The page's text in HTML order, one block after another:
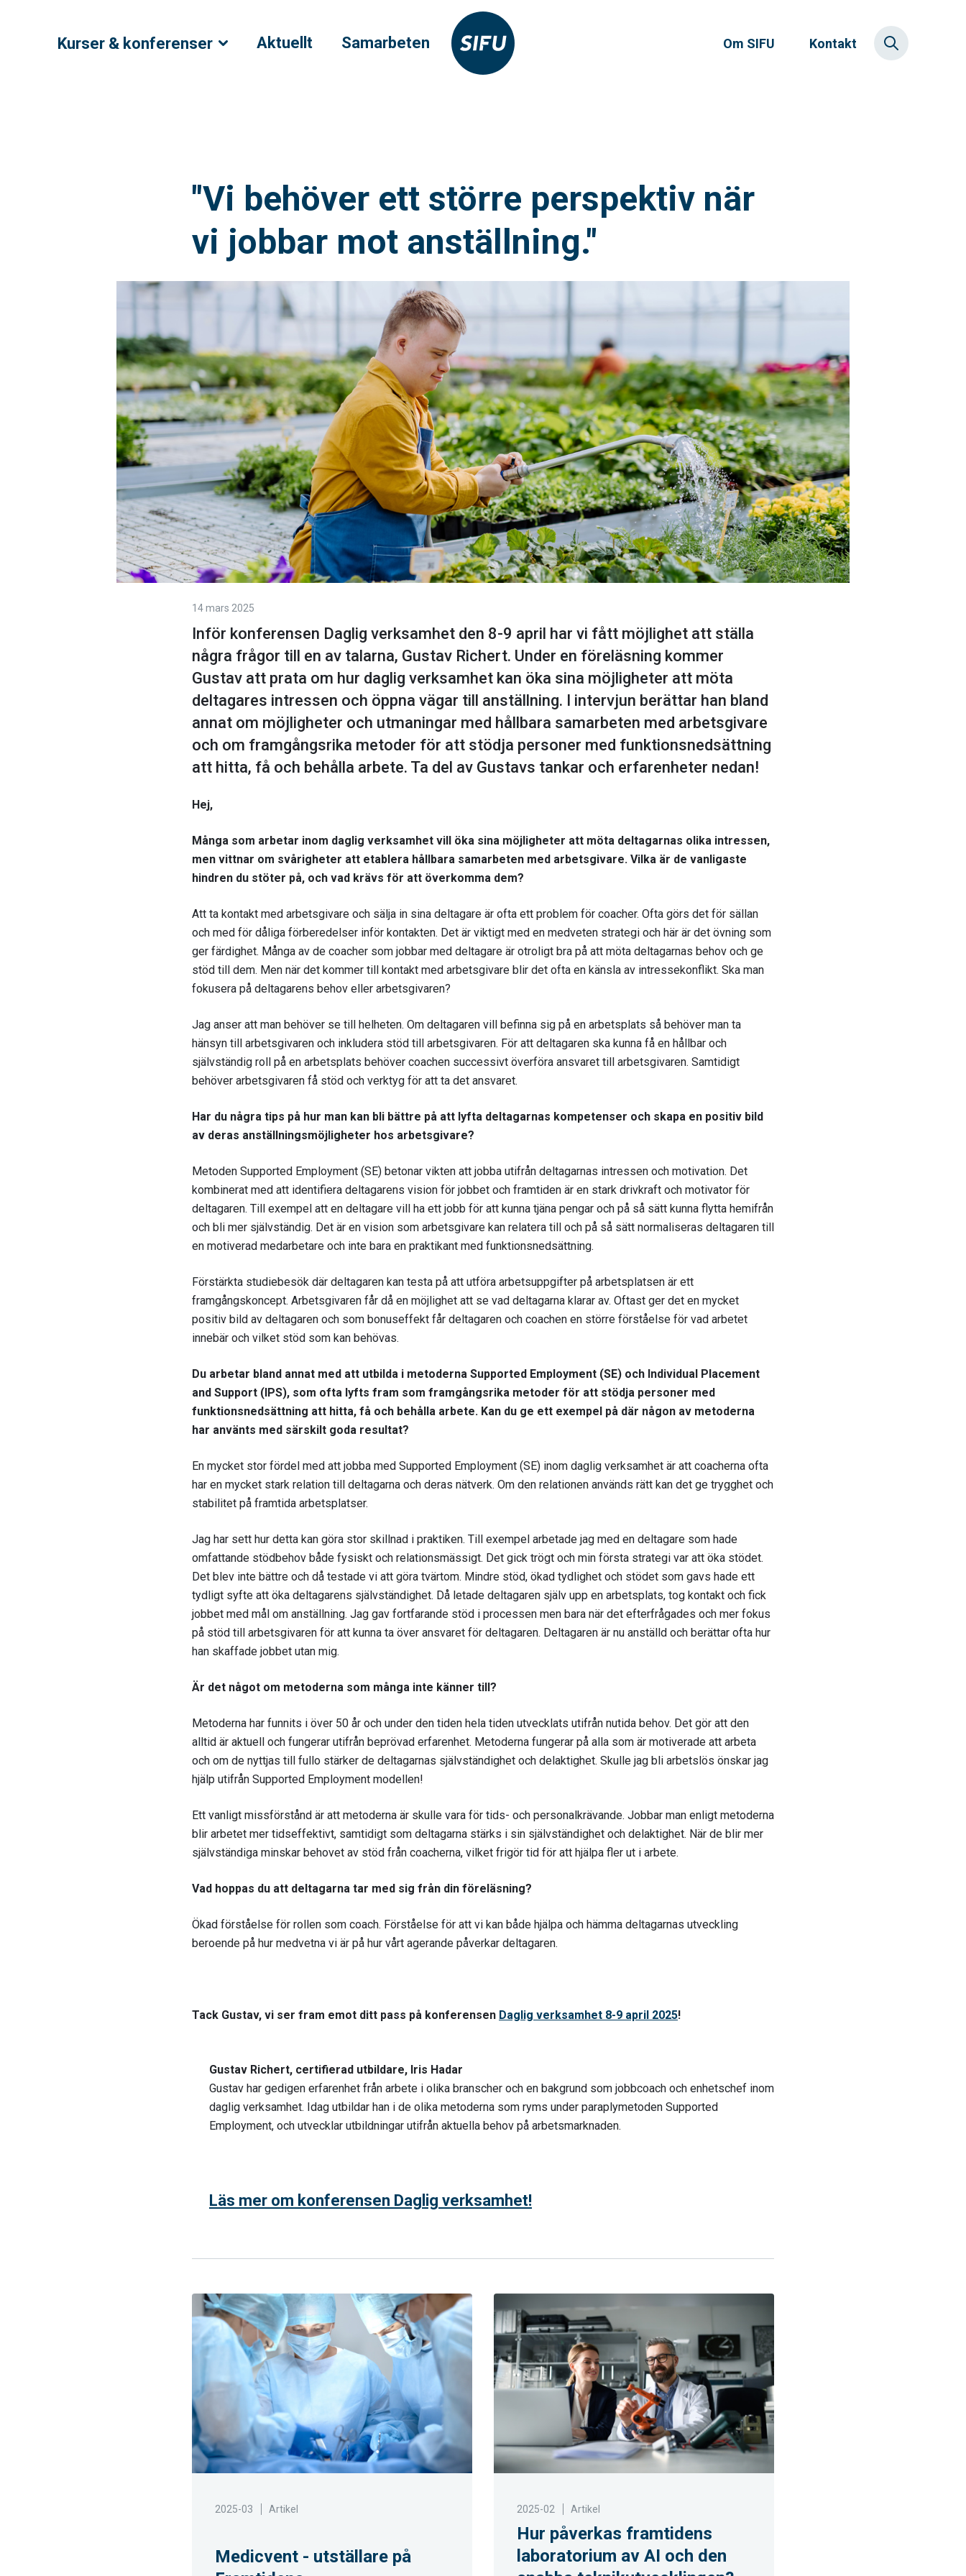
Kurser & konferenser Aktuellt Samarbeten Om SIFU Kontakt
"Vi behöver ett större perspektiv när
vi jobbar mot anställning."
14 mars 2025
Inför konferensen Daglig verksamhet den 8-9 april har vi fått möjlighet att ställa
några frågor till en av talarna, Gustav Richert. Under en föreläsning kommer
Gustav att prata om hur daglig verksamhet kan öka sina möjligheter att möta
deltagares intressen och öppna vägar till anställning. I intervjun berättar han bland
annat om möjligheter och utmaningar med hållbara samarbeten med arbetsgivare
och om framgångsrika metoder för att stödja personer med funktionsnedsättning
att hitta, få och behålla arbete. Ta del av Gustavs tankar och erfarenheter nedan!
Hej,
Många som arbetar inom daglig verksamhet vill öka sina möjligheter att möta deltagarnas olika intressen,
men vittnar om svårigheter att etablera hållbara samarbeten med arbetsgivare. Vilka är de vanligaste
hindren du stöter på, och vad krävs för att överkomma dem?
Att ta kontakt med arbetsgivare och sälja in sina deltagare är ofta ett problem för coacher. Ofta görs det för sällan
och med för dåliga förberedelser inför kontakten. Det är viktigt med en medveten strategi och här är det övning som
ger färdighet. Många av de coacher som jobbar med deltagare är otroligt bra på att möta deltagarnas behov och ge
stöd till dem. Men när det kommer till kontakt med arbetsgivare blir det ofta en känsla av intressekonflikt. Ska man
fokusera på deltagarens behov eller arbetsgivaren?
Jag anser att man behöver se till helheten. Om deltagaren vill befinna sig på en arbetsplats så behöver man ta
hänsyn till arbetsgivaren och inkludera stöd till arbetsgivaren. För att deltagaren ska kunna få en hållbar och
självständig roll på en arbetsplats behöver coachen successivt överföra ansvaret till arbetsgivaren. Samtidigt
behöver arbetsgivaren få stöd och verktyg för att ta det ansvaret.
Har du några tips på hur man kan bli bättre på att lyfta deltagarnas kompetenser och skapa en positiv bild
av deras anställningsmöjligheter hos arbetsgivare?
Metoden Supported Employment (SE) betonar vikten att jobba utifrån deltagarnas intressen och motivation. Det
kombinerat med att identifiera deltagarens vision för jobbet och framtiden är en stark drivkraft och motivator för
deltagaren. Till exempel att en deltagare vill ha ett jobb för att kunna tjäna pengar och på så sätt kunna flytta hemifrån
och bli mer självständig. Det är en vision som arbetsgivare kan relatera till och på så sätt normaliseras deltagaren till
en motiverad medarbetare och inte bara en praktikant med funktionsnedsättning.
Förstärkta studiebesök där deltagaren kan testa på att utföra arbetsuppgifter på arbetsplatsen är ett
framgångskoncept. Arbetsgivaren får då en möjlighet att se vad deltagarna klarar av. Oftast ger det en mycket
positiv bild av deltagaren och som bonuseffekt får deltagaren och coachen en större förståelse för vad arbetet
innebär och vilket stöd som kan behövas.
Du arbetar bland annat med att utbilda i metoderna Supported Employment (SE) och Individual Placement
and Support (IPS), som ofta lyfts fram som framgångsrika metoder för att stödja personer med
funktionsnedsättning att hitta, få och behålla arbete. Kan du ge ett exempel på där någon av metoderna
har använts med särskilt goda resultat?
En mycket stor fördel med att jobba med Supported Employment (SE) inom daglig verksamhet är att coacherna ofta
har en mycket stark relation till deltagarna och deras nätverk. Om den relationen används rätt kan det ge trygghet och
stabilitet på framtida arbetsplatser.
Jag har sett hur detta kan göra stor skillnad i praktiken. Till exempel arbetade jag med en deltagare som hade
omfattande stödbehov både fysiskt och relationsmässigt. Det gick trögt och min första strategi var att öka stödet.
Det blev inte bättre och då testade vi att göra tvärtom. Mindre stöd, ökad tydlighet och stödet som gavs hade ett
tydligt syfte att öka deltagarens självständighet. Då letade deltagaren själv upp en arbetsplats, tog kontakt och fick
jobbet med mål om anställning. Jag gav fortfarande stöd i processen men bara när det efterfrågades och mer fokus
på stöd till arbetsgivaren för att kunna ta över ansvaret för deltagaren. Deltagaren är nu anställd och berättar ofta hur
han skaffade jobbet utan mig.
Är det något om metoderna som många inte känner till?
Metoderna har funnits i över 50 år och under den tiden hela tiden utvecklats utifrån nutida behov. Det gör att den
alltid är aktuell och fungerar utifrån beprövad erfarenhet. Metoderna fungerar på alla som är motiverade att arbeta
och om de nyttjas till fullo stärker de deltagarnas självständighet och delaktighet. Skulle jag bli arbetslös önskar jag
hjälp utifrån Supported Employment modellen!
Ett vanligt missförstånd är att metoderna är skulle vara för tids- och personalkrävande. Jobbar man enligt metoderna
blir arbetet mer tidseffektivt, samtidigt som deltagarna stärks i sin självständighet och delaktighet. När de blir mer
självständiga minskar behovet av stöd från coacherna, vilket frigör tid för att hjälpa fler ut i arbete.
Vad hoppas du att deltagarna tar med sig från din föreläsning?
Ökad förståelse för rollen som coach. Förståelse för att vi kan både hjälpa och hämma deltagarnas utveckling
beroende på hur medvetna vi är på hur vårt agerande påverkar deltagaren.
Tack Gustav, vi ser fram emot ditt pass på konferensen Daglig verksamhet 8-9 april 2025!
Gustav Richert, certifierad utbildare, Iris Hadar
Gustav har gedigen erfarenhet från arbete i olika branscher och en bakgrund som jobbcoach och enhetschef inom
daglig verksamhet. Idag utbildar han i de olika metoderna som ryms under paraplymetoden Supported
Employment, och utvecklar utbildningar utifrån aktuella behov på arbetsmarknaden.
Läs mer om konferensen Daglig verksamhet!
2025-03 Artikel
Medicvent - utställare på
2025-02 Artikel
Hur påverkas framtidens
laboratorium av AI och den